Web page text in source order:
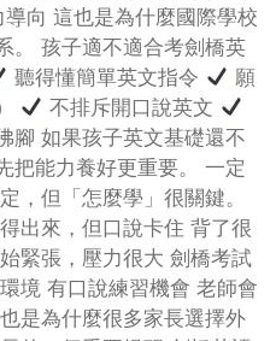
向 這也是為什麼國際學校
。 孩子適不適合考劍橋英
聽得懂簡單英文指令
願
不排斥開口說英文
腳 如果孩子英文基礎還不
把能力養好更重要。 一定
，但「怎麼學」很關鍵。
出來，但口說卡住 背了很
緊張，壓力很大 劍橋考試
境 有口說練習機會 老師會
是為什麼很多家長選擇外